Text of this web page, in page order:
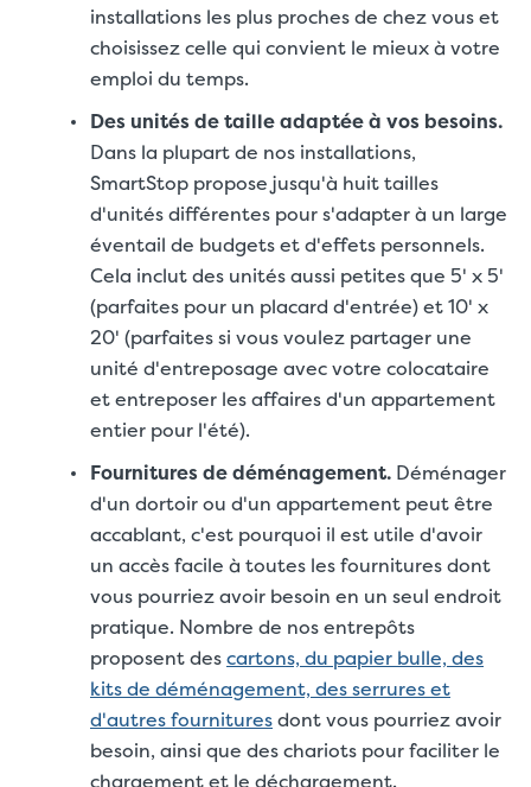
installations les plus proches de chez vous et
choisissez celle qui convient le mieux à votre
emploi du temps.
Des unités de taille adaptée à vos besoins.
Dans la plupart de nos installations,
SmartStop propose jusqu'à huit tailles
d'unités différentes pour s'adapter à un large
éventail de budgets et d'effets personnels.
Cela inclut des unités aussi petites que 5' x 5'
(parfaites pour un placard d'entrée) et 10' x
20' (parfaites si vous voulez partager une
unité d'entreposage avec votre colocataire
et entreposer les affaires d'un appartement
entier pour l'été).
Fournitures de déménagement. Déménager
d'un dortoir ou d'un appartement peut être
accablant, c'est pourquoi il est utile d'avoir
un accès facile à toutes les fournitures dont
vous pourriez avoir besoin en un seul endroit
pratique. Nombre de nos entrepôts
proposent descartons, du papier bulle, des
kits de déménagement, des serrures et
d'autres fournituresdont vous pourriez avoir
besoin, ainsi que des chariots pour faciliter le
chargement et le déchargement.